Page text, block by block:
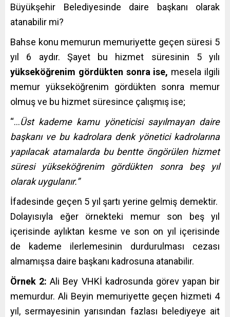
Büyükşehir Belediyesinde daire başkanı olarak
atanabilir mi?
Bahse konu memurun memuriyette geçen süresi 5
yıl 6 aydır. Şayet bu hizmet süresinin 5 yılı
yükseköğrenim gördükten sonra ise, mesela ilgili
memur yükseköğrenim gördükten sonra memur
olmuş ve bu hizmet süresince çalışmış ise;
“…Üst kademe kamu yöneticisi sayılmayan daire
başkanı ve bu kadrolara denk yönetici kadrolarına
yapılacak atamalarda bu bentte öngörülen hizmet
süresi yükseköğrenim gördükten sonra beş yıl
olarak uygulanır.”
İfadesinde geçen 5 yıl şartı yerine gelmiş demektir.
Dolayısıyla eğer örnekteki memur son beş yıl
içerisinde aylıktan kesme ve son on yıl içerisinde
de kademe ilerlemesinin durdurulması cezası
almamışsa daire başkanı kadrosuna atanabilir.
Örnek 2:Ali Bey VHKİ kadrosunda görev yapan bir
memurdur. Ali Beyin memuriyette geçen hizmeti 4
yıl, sermayesinin yarısından fazlası belediyeye ait